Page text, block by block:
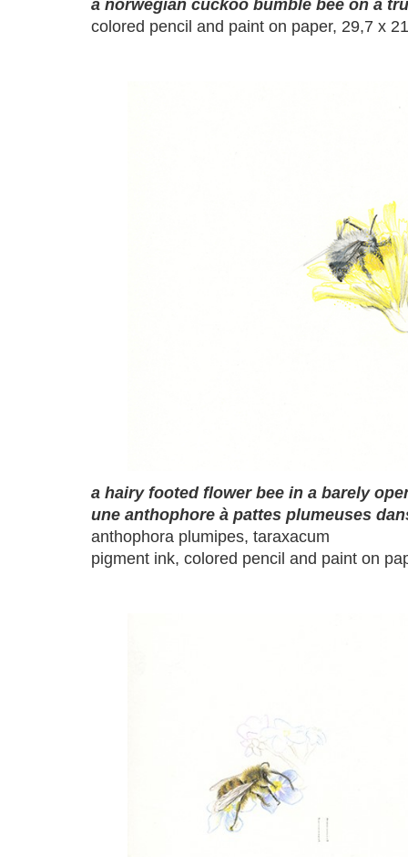
a norwegian cuckoo bumble bee on a
colored pencil and paint on paper, 29,7 x
a hairy footed flower bee in a barely
une anthophore à pattes plumeuses
anthophora plumipes, taraxacum
pigment ink, colored pencil and paint on